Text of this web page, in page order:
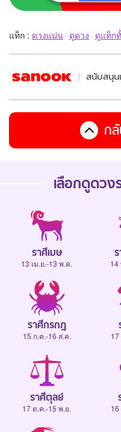
แท็ก : ดวงแม่น ดูดวง ดูแท็ก
สนับสนุน
ก
เลือกดูดวง
ราศีเมษ
13 เม.ย.-13 พ.ค. 14
ราศีกรกฎ
15 ก.ค.-16 ส.ค.
ราศีตุลย์
17 ต.ค.-15 พ.ย.